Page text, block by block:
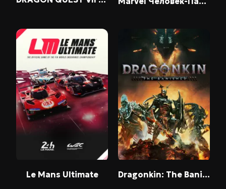
Le Mans Ultimate Dragonkin: The Banished